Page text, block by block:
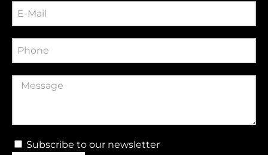
Subscribe to our newsletter